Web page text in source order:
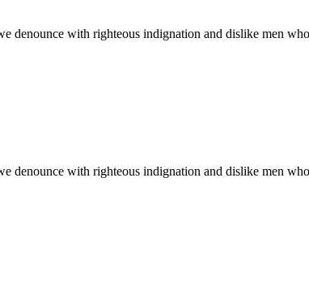
denounce with righteous indignation and dislike men
denounce with righteous indignation and dislike men